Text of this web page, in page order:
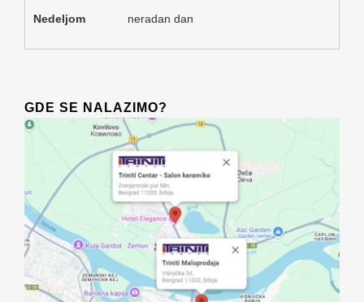
Nedeljom neradan dan
GDE SE NALAZIMO?